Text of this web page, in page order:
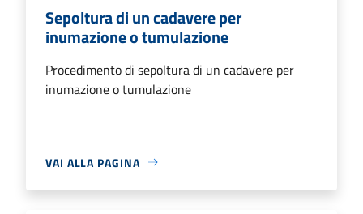
Sepoltura di un cadavere per
inumazione o tumulazione
Procedimento di sepoltura di un cadavere per
inumazione o tumulazione
VAI ALLA PAGINA